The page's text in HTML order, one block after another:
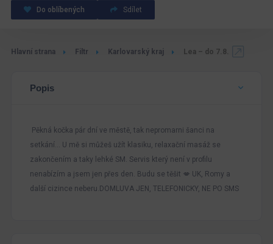
Do oblíbených Sdílet
Hlavní strana Filtr Karlovarský kraj Lea – do 7.8.
Popis
Pěkná kočka pár dní ve městě, tak nepromarni šanci na
setkání… U mě si můžeš užít klasiku, relaxační masáž se
zakončením a taky lehké SM. Servis který není v profilu
nenabízím a jsem jen přes den. Budu se těšit 💋 UK, Romy a
další cizince neberu.DOMLUVA JEN, TELEFONICKY, NE PO SMS